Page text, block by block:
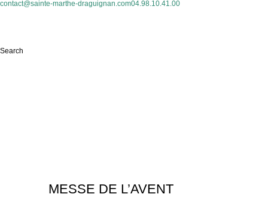
contact@sainte-marthe-draguignan.com04.98.10.41.00
Search
MESSE DE L’AVENT